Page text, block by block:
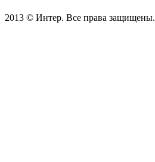
2013 © Интер. Все права защищены.